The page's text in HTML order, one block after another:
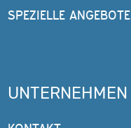
SPEZIELLE ANGEBOTE
UNTERNEHMEN